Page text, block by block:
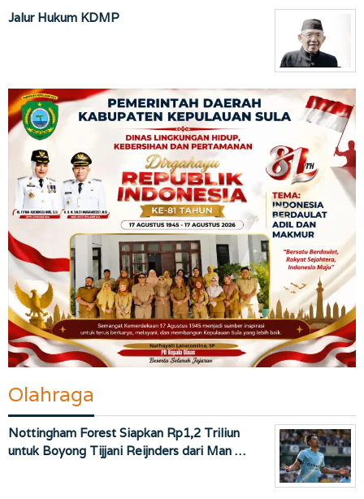
Jalur Hukum KDMP
Olahraga
Nottingham Forest Siapkan Rp1,2 Triliun
untuk Boyong Tijjani Reijnders dari Man …